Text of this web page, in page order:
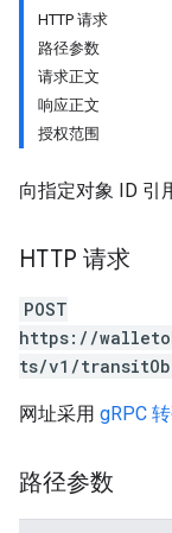
HTTP 请求
路径参数
请求正文
响应正文
授权范围
向指定对象 ID 引
HTTP 请求
POST
https://
ts/v1/
网址采用 gRPC
路径参数